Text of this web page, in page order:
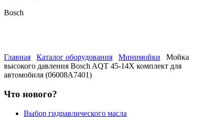
Bosch
Главная Каталог оборудования Минимойки
Мойка
высокого давления Bosch AQT 45-14X комплект для
автомобиля (06008A7401)
Что нового?
Выбор гидравлического масла